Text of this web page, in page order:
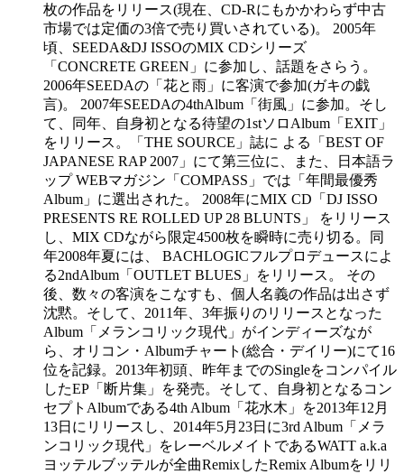
枚の作品をリリース(現在、CD-Rにもかかわらず中古
市場では定価の3倍で売り買いされている)。 2005年
頃、SEEDA&DJ ISSOのMIX CDシリーズ
「CONCRETE GREEN」に参加し、話題をさらう。
2006年SEEDAの「花と雨」に客演で参加(ガキの戯
言)。 2007年SEEDAの4thAlbum「街風」に参加。そし
て、同年、自身初となる待望の1stソロAlbum「EXIT」
をリリース。「THE SOURCE」誌に よる「BEST OF
JAPANESE RAP 2007」にて第三位に、また、日本語ラ
ップ WEBマガジン「COMPASS」では「年間最優秀
Album」に選出された。 2008年にMIX CD「DJ ISSO
PRESENTS RE ROLLED UP 28 BLUNTS」 をリリース
し、MIX CDながら限定4500枚を瞬時に売り切る。同
年2008年夏には、 BACHLOGICフルプロデュースによ
る2ndAlbum「OUTLET BLUES」をリリース。 その
後、数々の客演をこなすも、個人名義の作品は出さず
沈黙。そして、2011年、3年振りのリリースとなった
Album「メランコリック現代」がインディーズなが
ら、オリコン・Albumチャート(総合・デイリー)にて16
位を記録。2013年初頭、昨年までのSingleをコンパイル
したEP「断片集」を発売。そして、自身初となるコン
セプトAlbumである4th Album「花水木」を2013年12月
13日にリリースし、2014年5月23日に3rd Album「メラ
ンコリック現代」をレーベルメイトであるWATT a.k.a
ヨッテルブッテルが全曲RemixしたRemix Albumをリリ